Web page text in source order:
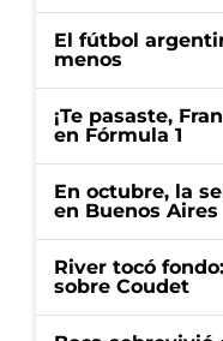
El fútbol
menos
¡Te pasaste,
en Fórmula 1
En octubre, la
en Buenos Aires
River tocó
sobre Coudet